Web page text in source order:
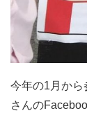
今年の1月から
さんの